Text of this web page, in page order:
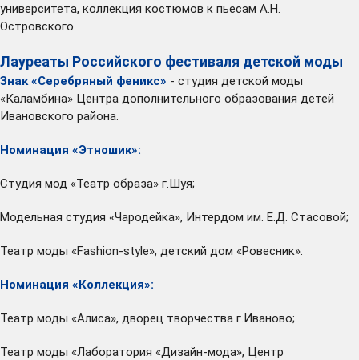
университета, коллекция костюмов к пьесам А.Н.
Островского.
Лауреаты Российского фестиваля детской моды
Знак «Серебряный феникс» - студия детской моды
«Каламбина» Центра дополнительного образования детей
Ивановского района.
Номинация «Этношик»:
Студия мод «Театр образа» г.Шуя;
Модельная студия «Чародейка», Интердом им. Е.Д. Стасовой;
Театр моды «Fashion-style», детский дом «Ровесник».
Номинация «Коллекция»:
Театр моды «Алиса», дворец творчества г.Иваново;
Театр моды «Лаборатория «Дизайн-мода», Центр